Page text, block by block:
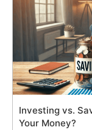
Investing vs.
Your Money?